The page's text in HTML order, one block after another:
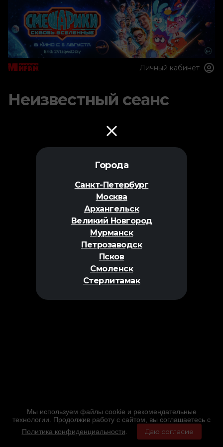
Города
Санкт-Петербург
Москва
Архангельск
Великий Новгород
Мурманск
Петрозаводск
Псков
Смоленск
Стерлитамак
Личный кабинет
Неизвестный сеанс
Мы используем файлы cookie и рекомендательные
технологии. Продолжив работу с сайтом, вы соглашаетесь с
Политика конфиденциальности
Даю согласие